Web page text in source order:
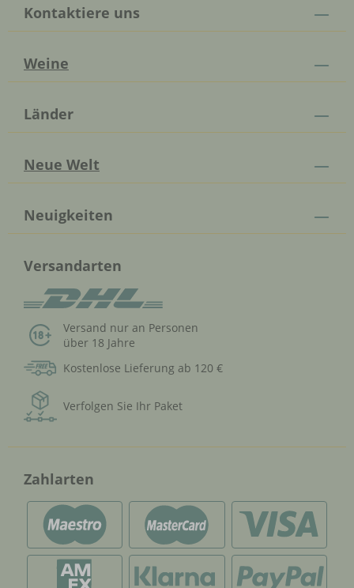
Kontaktiere uns
Weine
Länder
Neue Welt
Neuigkeiten
Versandarten
Versand nur an Personen
über 18 Jahre
Kostenlose Lieferung ab 120 €
Verfolgen Sie Ihr Paket
Zahlarten